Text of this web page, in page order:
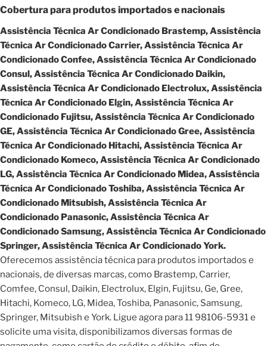
Cobertura para produtos importados e nacionais
Assistência Técnica Ar Condicionado Brastemp, Assistência
Técnica Ar Condicionado Carrier, Assistência Técnica Ar
Condicionado Confee, Assistência Técnica Ar Condicionado
Consul, Assistência Técnica Ar Condicionado Daikin,
Assistência Técnica Ar Condicionado Electrolux, Assistência
Técnica Ar Condicionado Elgin, Assistência Técnica Ar
Condicionado Fujitsu, Assistência Técnica Ar Condicionado
GE, Assistência Técnica Ar Condicionado Gree, Assistência
Técnica Ar Condicionado Hitachi, Assistência Técnica Ar
Condicionado Komeco, Assistência Técnica Ar Condicionado
LG, Assistência Técnica Ar Condicionado Midea, Assistência
Técnica Ar Condicionado Toshiba, Assistência Técnica Ar
Condicionado Mitsubish, Assistência Técnica Ar
Condicionado Panasonic, Assistência Técnica Ar
Condicionado Samsung, Assistência Técnica Ar Condicionado
Springer, Assistência Técnica Ar Condicionado York.
Oferecemos assistência técnica para produtos importados e
nacionais, de diversas marcas, como Brastemp, Carrier,
Comfee, Consul, Daikin, Electrolux, Elgin, Fujitsu, Ge, Gree,
Hitachi, Komeco, LG, Midea, Toshiba, Panasonic, Samsung,
Springer, Mitsubish e York. Ligue agora para 11 98106-5931 e
solicite uma visita, disponibilizamos diversas formas de